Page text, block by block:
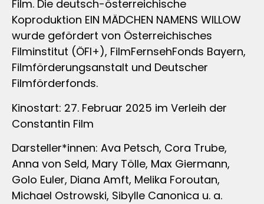
Film. Die deutsch-österreichische
Koproduktion EIN MÄDCHEN NAMENS WILLOW
wurde gefördert von Österreichisches
Filminstitut (ÖFI+), FilmFernsehFonds Bayern,
Filmförderungsanstalt und Deutscher
Filmförderfonds.
Kinostart: 27. Februar 2025 im Verleih der
Constantin Film
Darsteller*innen: Ava Petsch, Cora Trube,
Anna von Seld, Mary Tölle, Max Giermann,
Golo Euler, Diana Amft, Melika Foroutan,
Michael Ostrowski, Sibylle Canonica u. a.